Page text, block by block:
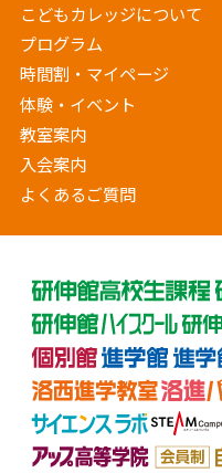
こどもカレッジについて
プログラム
時間割・マイページ
体験・イベント
教室案内
入会案内
よくあるご質問